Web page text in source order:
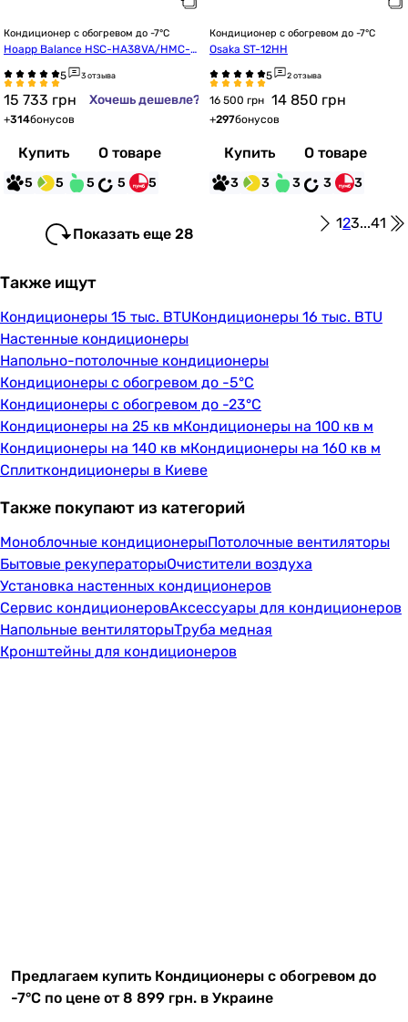
Кондиционер с обогревом до -7°C
Hoapp Balance HSC-HA38VA/HMC-H
3 отзыва
15 733 грн Хочешь дешевле?
+314бонусов
Купить О товаре
5 5 5 5 5
Кондиционер с обогревом до -7°C
Osaka ST-12HH
2 отзыва
16 500 грн 14 850 грн
+297бонусов
Купить О товаре
3 3 3 3 3
Показать еще 28
123...41
Также ищут
Кондиционеры 15 тыс. BTUКондиционеры 16 тыс. BTU
Настенные кондиционеры
Напольно-потолочные кондиционеры
Кондиционеры с обогревом до -5°C
Кондиционеры с обогревом до -23°C
Кондиционеры на 25 кв мКондиционеры на 100 кв м
Кондиционеры на 140 кв мКондиционеры на 160 кв м
Сплиткондиционеры в Киеве
Также покупают из категорий
Моноблочные кондиционерыПотолочные вентиляторы
Бытовые рекуператорыОчистители воздуха
Установка настенных кондиционеров
Сервис кондиционеровАксессуары для кондиционеров
Напольные вентиляторыТруба медная
Кронштейны для кондиционеров
Предлагаем купить Кондиционеры с обогревом до
-7°C по цене от 8 899 грн. в Украине